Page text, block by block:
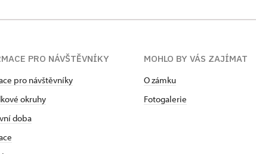
PRO NÁVŠTĚVNÍKY
pro návštěvníky
okruhy
doba
MOHLO BY VÁS ZAJÍMAT
O zámku
Fotogalerie